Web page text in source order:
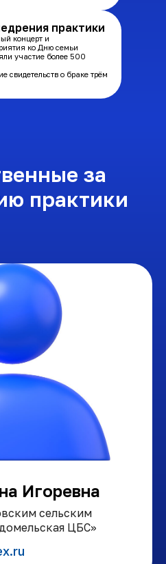
практики
концерт и
ко Дню семьи
участие более 500
свидетельств о браке трём
за
практики
Игоревна
сельским
ЦБС»